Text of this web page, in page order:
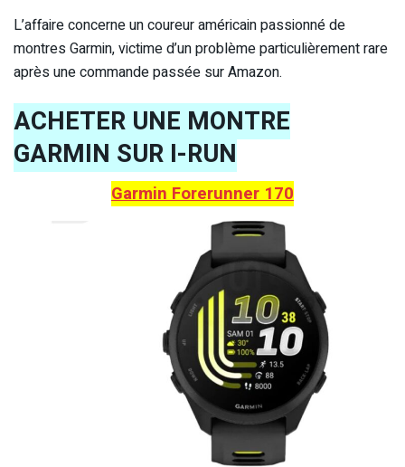
L’affaire concerne un coureur américain passionné de
montres Garmin, victime d’un problème particulièrement rare
après une commande passée sur Amazon.
ACHETER UNE MONTRE
GARMIN SUR I-RUN
Garmin Forerunner 170